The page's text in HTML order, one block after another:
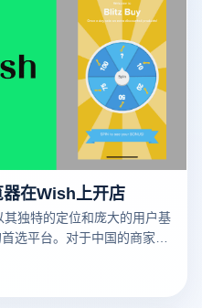
在Wish上开店
独特的定位和庞大的用户基
选平台。对于中国的商家来
的绝佳机会。那么，什么是
商店？云登防关联浏览器
我们一一解答。